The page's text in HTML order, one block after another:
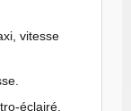
vitesse
éclairé.